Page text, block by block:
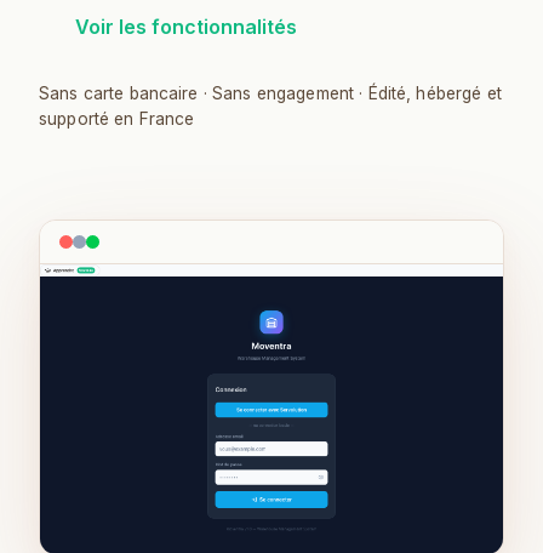
Voir les fonctionnalités
Sans carte bancaire · Sans engagement · Édité, hébergé et
supporté en France